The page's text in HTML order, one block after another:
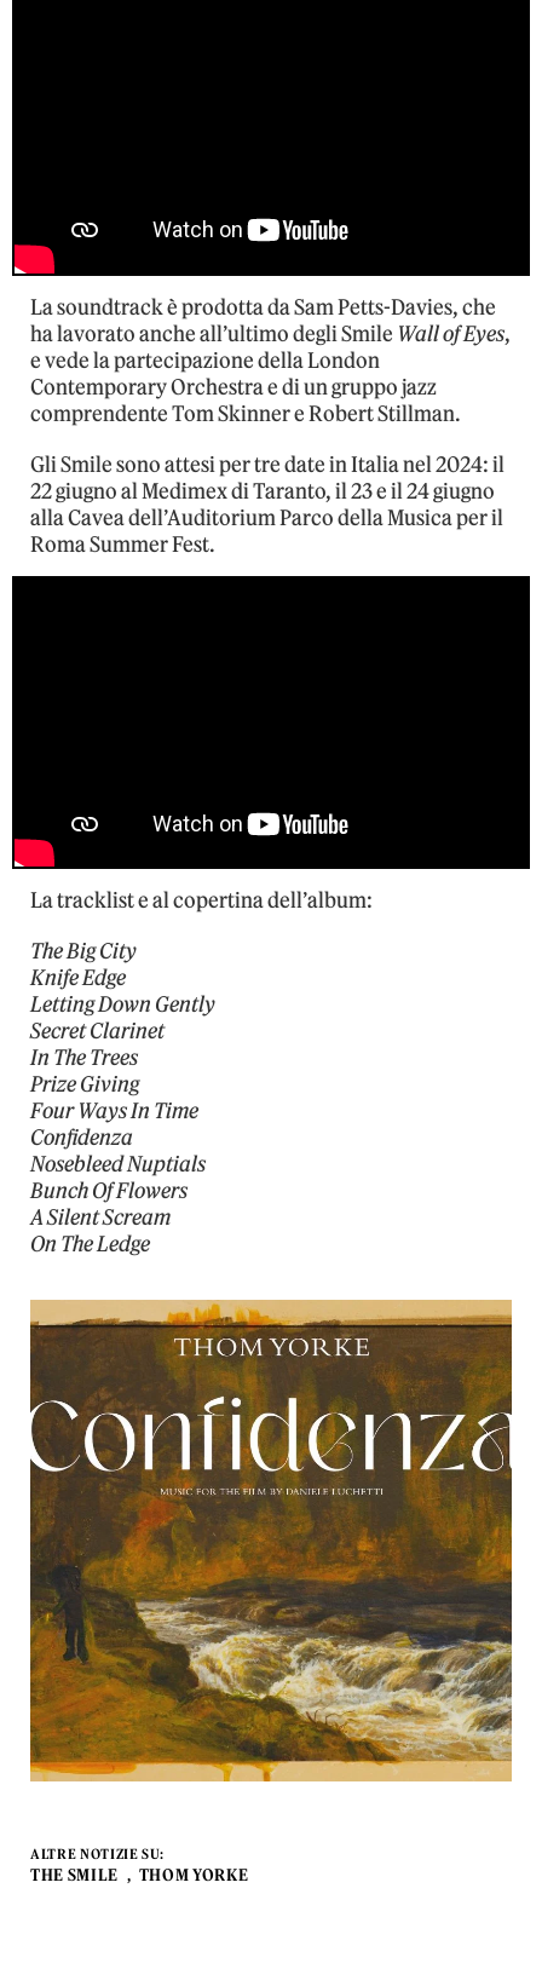
La soundtrack è prodotta da Sam Petts-Davies, che
ha lavorato anche all’ultimo degli Smile Wall of Eyes,
e vede la partecipazione della London
Contemporary Orchestra e di un gruppo jazz
comprendente Tom Skinner e Robert Stillman.
Gli Smile sono attesi per tre date in Italia nel 2024: il
22 giugno al Medimex di Taranto, il 23 e il 24 giugno
alla Cavea dell’Auditorium Parco della Musica per il
Roma Summer Fest.
La tracklist e al copertina dell’album:
The Big City
Knife Edge
Letting Down Gently
Secret Clarinet
In The Trees
Prize Giving
Four Ways In Time
Confidenza
Nosebleed Nuptials
Bunch Of Flowers
A Silent Scream
On The Ledge
ALTRE NOTIZIE SU:
THE SMILE THOM YORKE